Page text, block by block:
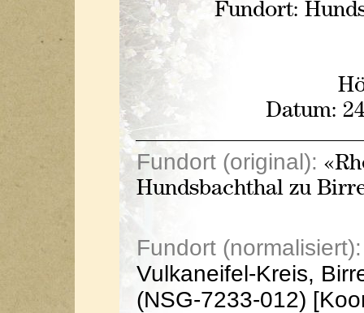
Fundort:
Datum:
Fundort (original):
Hundsbachthal zu
Fundort (normalisiert):
Vulkaneifel-Kreis,
(NSG-7233-012)